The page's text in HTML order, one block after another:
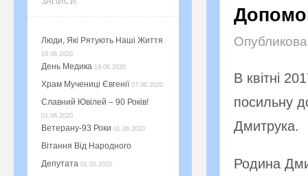
Люди, Які Рятують Наші Життя
19.06.2020
День Медика 19.06.2020
Храм Мучениці Євгенії 07.06.2020
Славний Ювілей – 90 Років!
01.06.2020
Ветерану-93 Роки 01.06.2020
Вітання Від Народного
Депутата 01.05.2020
В квітні
посильну
Дмитрука.
Родина